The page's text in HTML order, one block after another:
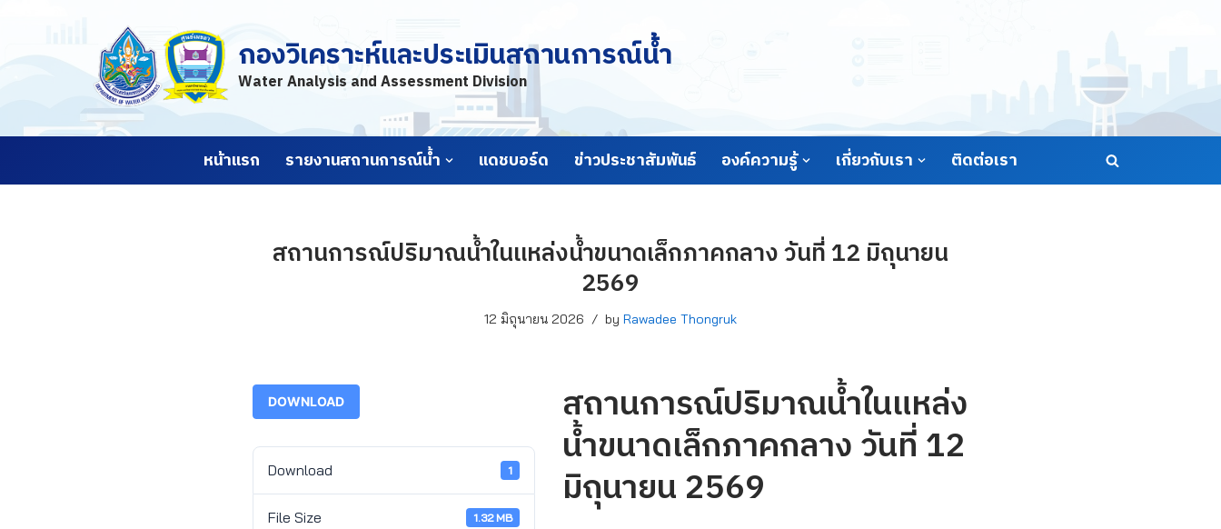
กองวิเคราะห์และประเมินสถานการณ์น้ำ
Water Analysis and Assessment Division
หน้าแรก รายงานสถานการณ์น้ำ แดชบอร์ด ข่าวประชาสัมพันธ์ องค์ความรู้ เกี่ยวกับเรา ติดต่อเรา
สถานการณ์ปริมาณน้ำในแหล่งน้ำขนาดเล็กภาคกลาง วันที่ 12 มิถุนายน
2569
12 มิถุนายน 2026 by Rawadee Thongruk
DOWNLOAD
Download 1
File Size 1.32 MB
สถานการณ์ปริมาณน้ำในแหล่ง
น้ำขนาดเล็กภาคกลาง วันที่ 12
มิถุนายน 2569